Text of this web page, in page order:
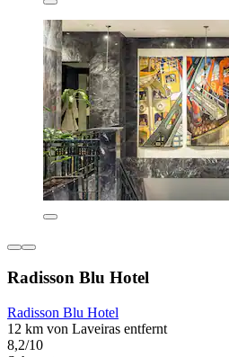
Radisson Blu Hotel
Radisson Blu Hotel
12 km von Laveiras entfernt
8,2/10